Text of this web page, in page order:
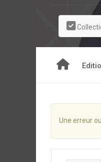
Une erreur